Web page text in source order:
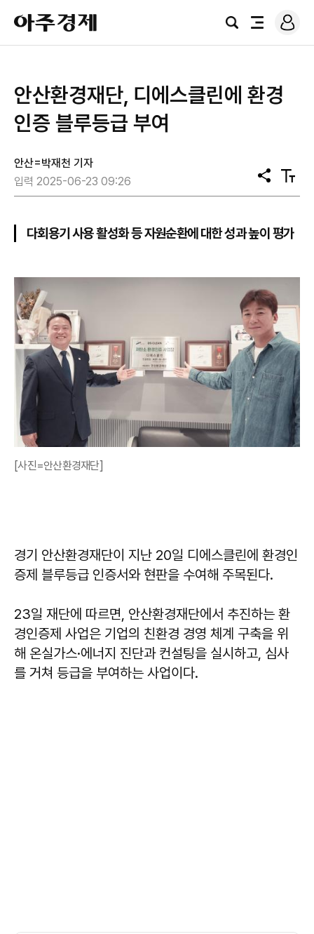
아
주
경
검
전
로
그
안산환경재단, 디에스클린에 환경
인증 블루등급 부여
안산=박재천 기자
입력 2025-06-23 09:26
공
유
텍
스
기
다회용기 사용 활성화 등 자원순환에 대한 성과 높이 평가
[사진=안산환경재단]
경기 안산환경재단이 지난 20일 디에스클린에 환경인
증제 블루등급 인증서와 현판을 수여해 주목된다.
23일 재단에 따르면, 안산환경재단에서 추진하는 환
경인증제 사업은 기업의 친환경 경영 체계 구축을 위
해 온실가스·에너지 진단과 컨설팅을 실시하고, 심사
를 거쳐 등급을 부여하는 사업이다.